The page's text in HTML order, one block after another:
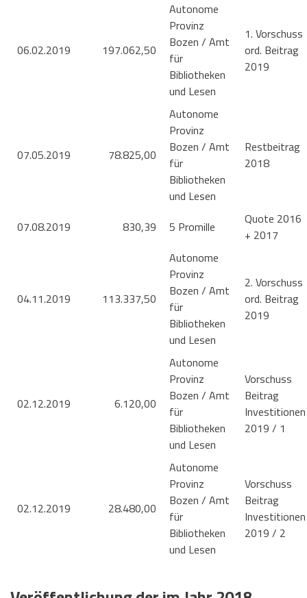
06.02.2019 197.062,50
Autonome
Provinz
Bozen / Amt
für
Bibliotheken
und Lesen
1. Vorschuss
ord. Beitrag
2019
07.05.2019 78.825,00
Autonome
Provinz
Bozen / Amt
für
Bibliotheken
und Lesen
Restbeitrag
2018
07.08.2019 830,39 5 Promille
Quote 2016
+ 2017
04.11.2019 113.337,50
Autonome
Provinz
Bozen / Amt
für
Bibliotheken
und Lesen
2. Vorschuss
ord. Beitrag
2019
02.12.2019 6.120,00
Autonome
Provinz
Bozen / Amt
für
Bibliotheken
und Lesen
Vorschuss
Beitrag
Investitionen
2019 / 1
02.12.2019 28.480,00
Autonome
Provinz
Bozen / Amt
für
Bibliotheken
und Lesen
Vorschuss
Beitrag
Investitionen
2019 / 2